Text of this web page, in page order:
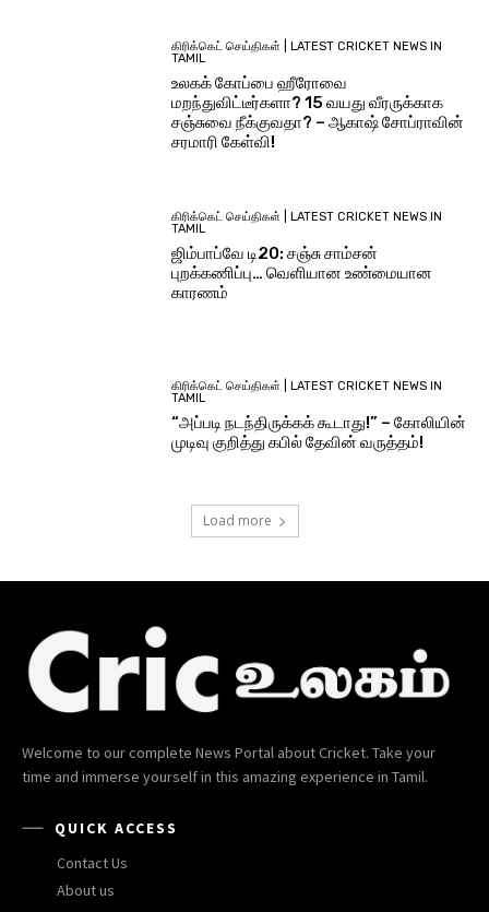
கிரிக்கெட் செய்திகள் | LATEST CRICKET NEWS IN
TAMIL
உலகக் கோப்பை ஹீரோவை
மறந்துவிட்டீர்களா? 15 வயது வீரருக்காக
சஞ்சுவை நீக்குவதா? – ஆகாஷ் சோப்ராவின்
சரமாரி கேள்வி!
கிரிக்கெட் செய்திகள் | LATEST CRICKET NEWS IN
TAMIL
ஜிம்பாப்வே டி20: சஞ்சு சாம்சன்
புறக்கணிப்பு… வெளியான உண்மையான
காரணம்
கிரிக்கெட் செய்திகள் | LATEST CRICKET NEWS IN
TAMIL
“அப்படி நடந்திருக்கக் கூடாது!” – கோலியின்
முடிவு குறித்து கபில் தேவின் வருத்தம்!
Load more
Welcome to our complete News Portal about Cricket. Take your
time and immerse yourself in this amazing experience in Tamil.
QUICK ACCESS
Contact Us
About us